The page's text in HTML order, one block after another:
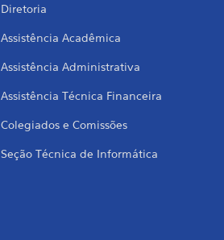
Diretoria
Assistência Acadêmica
Assistência Administrativa
Assistência Técnica Financeira
Colegiados e Comissões
Seção Técnica de Informática